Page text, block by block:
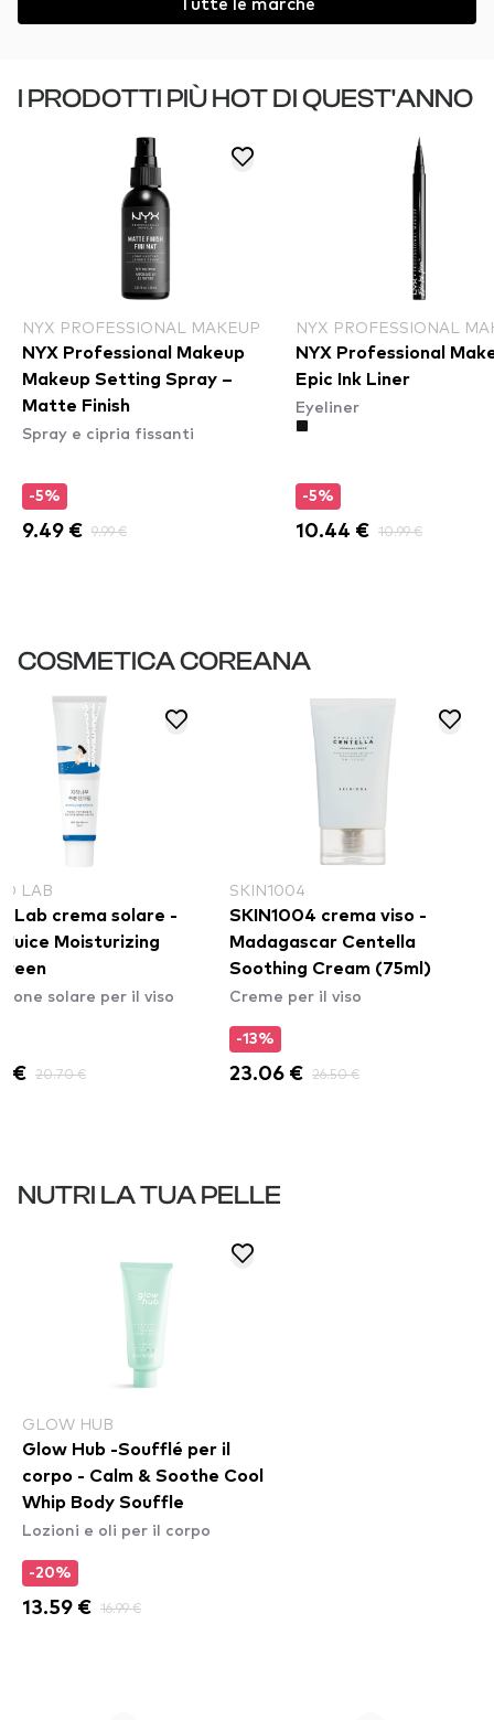
I PRODOTTI PIÙ HOT DI QUEST'ANNO
NYX PROFESSIONAL MAKEUP
NYX Professional Makeup
Makeup Setting Spray –
Matte Finish
Spray e cipria fissanti
-5%
9.49 € 9.99 €
NYX PROFESSIONAL
NYX Professional
Epic Ink Liner
Eyeliner
-5%
10.44 € 10.99 €
COSMETICA COREANA
LAB
Lab crema solare -
Juice Moisturizing
solare per il viso
€ 20.70 €
SKIN1004
SKIN1004 crema viso -
Madagascar Centella
Soothing Cream (75ml)
Creme per il viso
-13%
23.06 € 26.50 €
NUTRI LA TUA PELLE
GLOW HUB
Glow Hub -Soufflé per il
corpo - Calm & Soothe Cool
Whip Body Souffle
Lozioni e oli per il corpo
-20%
13.59 € 16.99 €